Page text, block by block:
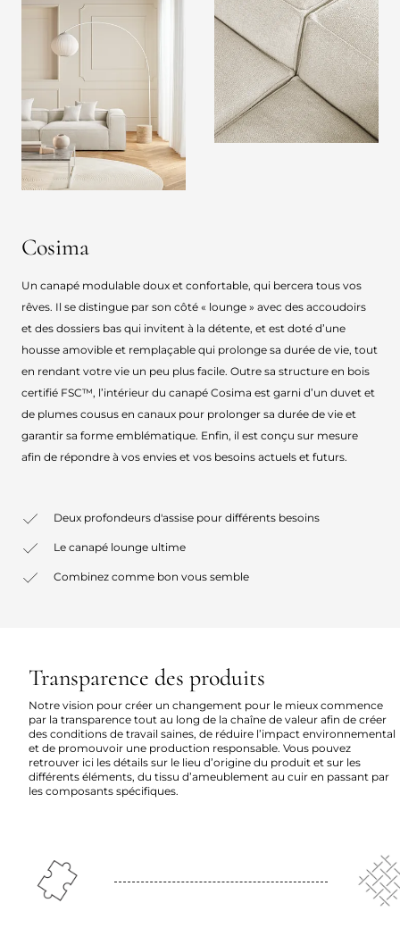
Cosima
Un canapé modulable doux et confortable, qui bercera tous vos
rêves. Il se distingue par son côté « lounge » avec des accoudoirs
et des dossiers bas qui invitent à la détente, et est doté d’une
housse amovible et remplaçable qui prolonge sa durée de vie, tout
en rendant votre vie un peu plus facile. Outre sa structure en bois
certifié FSC™, l’intérieur du canapé Cosima est garni d’un duvet et
de plumes cousus en canaux pour prolonger sa durée de vie et
garantir sa forme emblématique. Enfin, il est conçu sur mesure
afin de répondre à vos envies et vos besoins actuels et futurs.
Deux profondeurs d'assise pour différents besoins
Le canapé lounge ultime
Combinez comme bon vous semble
Transparence des produits
Notre vision pour créer un changement pour le mieux commence
par la transparence tout au long de la chaîne de valeur afin de créer
des conditions de travail saines, de réduire l’impact environnemental
et de promouvoir une production responsable. Vous pouvez
retrouver ici les détails sur le lieu d’origine du produit et sur les
différents éléments, du tissu d’ameublement au cuir en passant par
les composants spécifiques.